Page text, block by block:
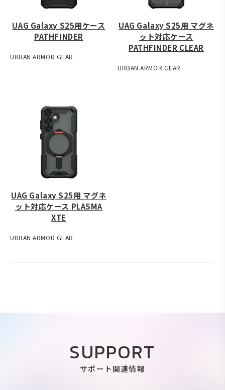
UAG Galaxy S25用ケース
PATHFINDER
URBAN ARMOR GEAR
UAG Galaxy S25用 マグネ
ット対応ケース
PATHFINDER CLEAR
URBAN ARMOR GEAR
UAG Galaxy S25用 マグネ
ット対応ケース PLASMA
XTE
URBAN ARMOR GEAR
SUPPORT
サポート関連情報